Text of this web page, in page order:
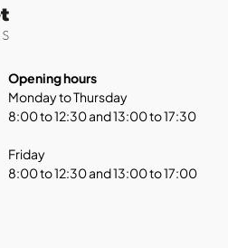
Opening hours
Monday to Thursday
8:00 to 12:30 and 13:00 to 17:30
Friday
8:00 to 12:30 and 13:00 to 17:00